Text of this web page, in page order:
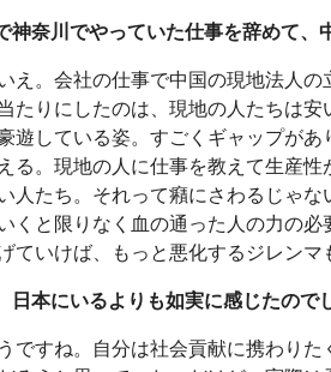
神奈川でやっていた仕事を辞めて、
え。会社の仕事で中国の現地法人
たりにしたのは、現地の人たちは
遊している姿。すごくギャップが
る。現地の人に仕事を教えて生産
人たち。それって癪にさわるじゃ
くと限りなく血の通った人の力の
ていけば、もっと悪化するジレンマ
日本にいるよりも如実に感じたので
ですね。自分は社会貢献に携わり